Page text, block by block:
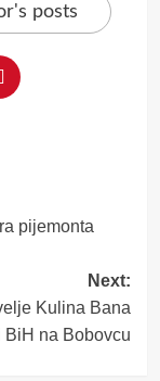
posts
pijemonta
Next:
Kulina Bana
BiH na Bobovcu